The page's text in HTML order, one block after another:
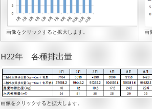
画像をクリックすると拡大します。 画
H22年 各種排出量
画像をクリックすると拡大します。